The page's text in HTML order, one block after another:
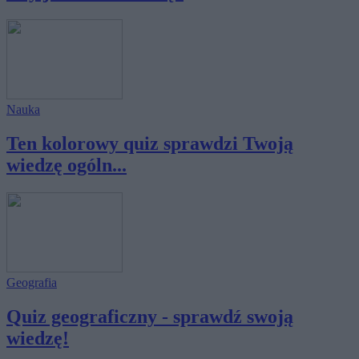
Nauka
Ten kolorowy quiz sprawdzi Twoją
wiedzę ogóln...
Geografia
Quiz geograficzny - sprawdź swoją
wiedzę!